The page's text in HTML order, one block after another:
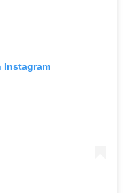
Instagram